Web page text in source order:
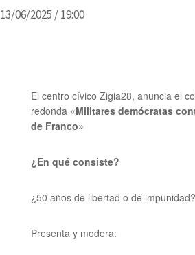
13/06/2025 / 19:00
El centro cívico Zigia28, anuncia el
redonda «Militares demócratas
de Franco»
¿En qué consiste?
¿50 años de libertad o de impunidad?
Presenta y modera: